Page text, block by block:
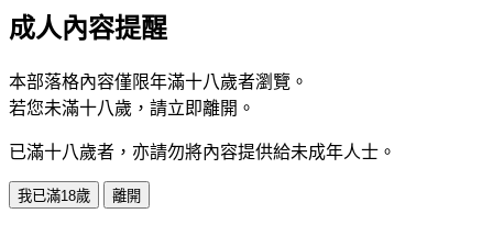
成人內容提醒
本部落格內容僅限年滿十八歲者瀏覽。
若您未滿十八歲，請立即離開。
已滿十八歲者，亦請勿將內容提供給未成年人士。
我已滿18歲 離開